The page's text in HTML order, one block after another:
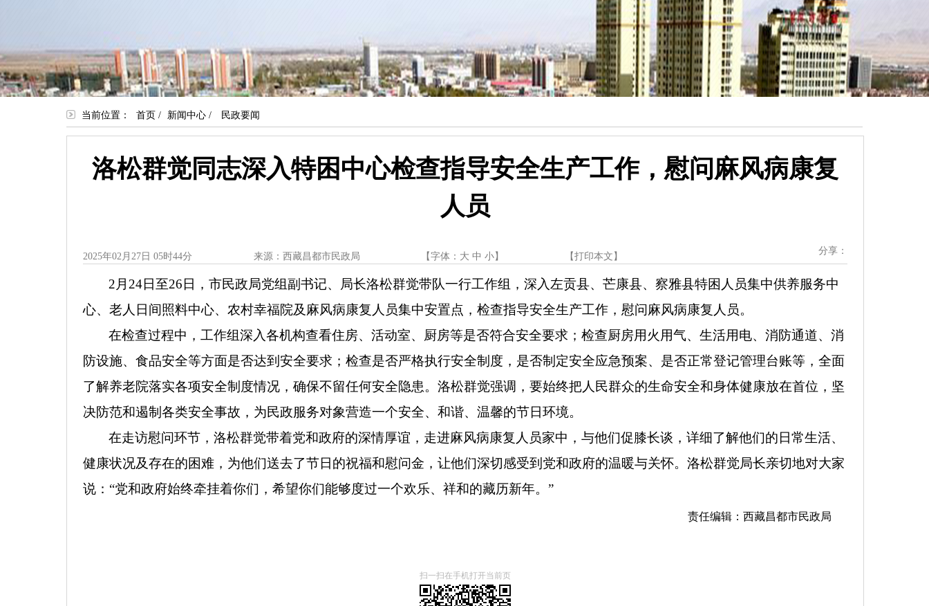
当前位置： 首页 / 新闻中心 / 民政要闻
洛松群觉同志深入特困中心检查指导安全生产工作，慰问麻风病康复
人员
2025年02月27日 05时44分 来源：西藏昌都市民政局 【字体： 大 中 小】 【打印本文 】
分享：
2月24日至26日，市民政局党组副书记、局长洛松群觉带队一行工作组，深入左贡县、芒康县、察雅县特困人员集中供养服务中
心、老人日间照料中心、农村幸福院及麻风病康复人员集中安置点，检查指导安全生产工作，慰问麻风病康复人员。
在检查过程中，工作组深入各机构查看住房、活动室、厨房等是否符合安全要求；检查厨房用火用气、生活用电、消防通道、消
防设施、食品安全等方面是否达到安全要求；检查是否严格执行安全制度，是否制定安全应急预案、是否正常登记管理台账等，全面
了解养老院落实各项安全制度情况，确保不留任何安全隐患。洛松群觉强调，要始终把人民群众的生命安全和身体健康放在首位，坚
决防范和遏制各类安全事故，为民政服务对象营造一个安全、和谐、温馨的节日环境。
在走访慰问环节，洛松群觉带着党和政府的深情厚谊，走进麻风病康复人员家中，与他们促膝长谈，详细了解他们的日常生活、
健康状况及存在的困难，为他们送去了节日的祝福和慰问金，让他们深切感受到党和政府的温暖与关怀。洛松群觉局长亲切地对大家
说：“党和政府始终牵挂着你们，希望你们能够度过一个欢乐、祥和的藏历新年。”
责任编辑：西藏昌都市民政局
扫一扫在手机打开当前页